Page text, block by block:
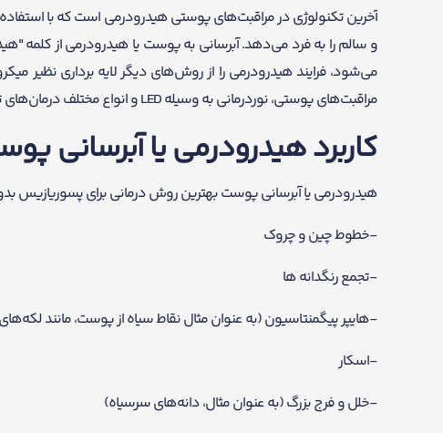
آخرین تکنولوژی در مراقبت‌های پوستی هیدرودرمی است که با
و سالم را به فرد می‌دهد. آبرسانی به پوست یا هیدرودرمی از
می‌شود، فرایند هیدرودرمی را از روش‌های دیگر لایه برداری نظیر
مراقبت‌های پوستی، نوردرمانی به وسیله LED و انواع مختلف درمان‌های تهاجمی دیگر در صورت نیاز انجام می‌شود.
کاربرد هیدرودرمی یا آبرسانی
هیدرودرمی یا آبرسانی پوست بهترین روش درمانی برای پسوریازیس
-خطوط چین و چروک
-تجمع رنگدانه ها
-هایپر پیگمنتاسیون (به عنوان مثال نقاط سیاه از پوست، مانند
-اسکار
-خلل و فرج بزرگ (به عنوان مثال، دانه‌های سرسیاه)